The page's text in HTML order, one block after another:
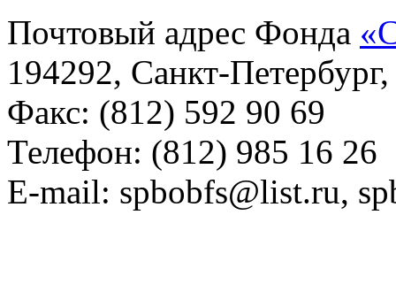
Почтовый адрес Фонда
194292, Санкт-
Факс: (812) 592 90 69
Телефон: (812) 985 16 26
E-mail: spbobfs@list.ru,